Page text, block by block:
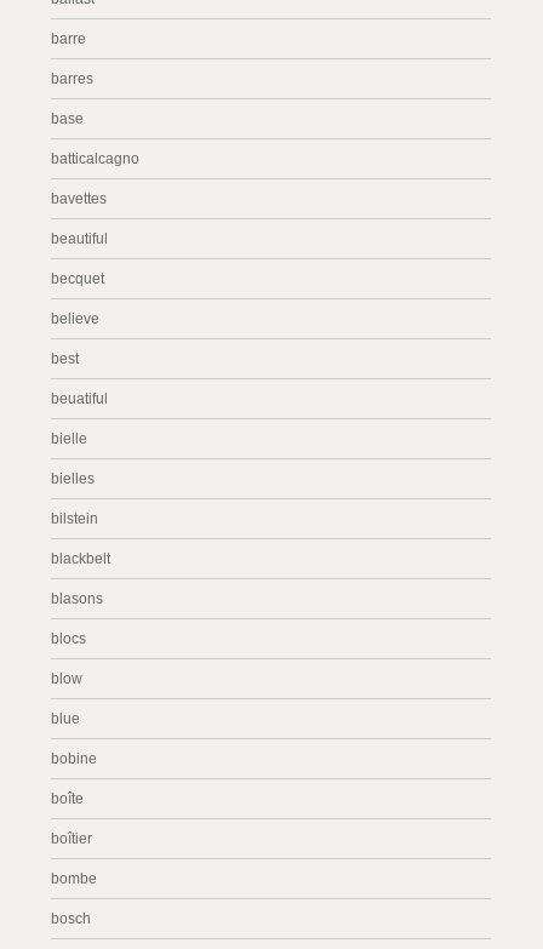
barre
barres
base
batticalcagno
bavettes
beautiful
becquet
believe
best
beuatiful
bielle
bielles
bilstein
blackbelt
blasons
blocs
blow
blue
bobine
boîte
boîtier
bombe
bosch